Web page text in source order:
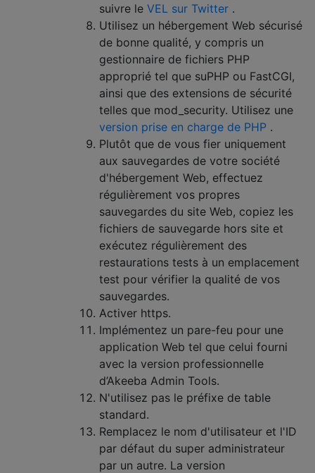
suivre le VEL sur Twitter .
Utilisez un hébergement Web sécurisé
de bonne qualité, y compris un
gestionnaire de fichiers PHP
approprié tel que suPHP ou FastCGI,
ainsi que des extensions de sécurité
telles que mod_security. Utilisez une
version prise en charge de PHP .
Plutôt que de vous fier uniquement
aux sauvegardes de votre société
d'hébergement Web, effectuez
régulièrement vos propres
sauvegardes du site Web, copiez les
fichiers de sauvegarde hors site et
exécutez régulièrement des
restaurations tests à un emplacement
test pour vérifier la qualité de vos
sauvegardes.
Activer https.
Implémentez un pare-feu pour une
application Web tel que celui fourni
avec la version professionnelle
d’Akeeba Admin Tools.
N'utilisez pas le préfixe de table
standard.
Remplacez le nom d'utilisateur et l'ID
par défaut du super administrateur
par un autre. La version